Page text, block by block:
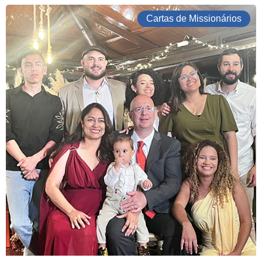
Cartas de Missionários